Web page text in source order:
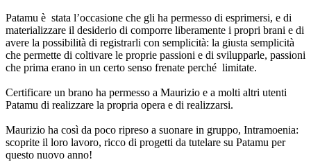
Patamu è stata l’occasione che gli ha permesso di esprimersi, e di
materializzare il desiderio di comporre liberamente i propri brani e di
avere la possibilità di registrarli con semplicità: la giusta semplicità
che permette di coltivare le proprie passioni e di svilupparle, passioni
che prima erano in un certo senso frenate perché limitate.
Certificare un brano ha permesso a Maurizio e a molti altri utenti
Patamu di realizzare la propria opera e di realizzarsi.
Maurizio ha così da poco ripreso a suonare in gruppo, Intramoenia:
scoprite il loro lavoro, ricco di progetti da tutelare su Patamu per
questo nuovo anno!